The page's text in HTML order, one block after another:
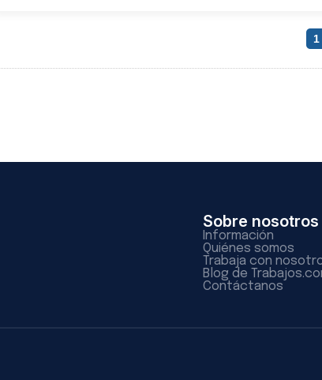
1
Sobre nosotros
Información
Quiénes somos
Trabaja con
Blog de
Contáctanos